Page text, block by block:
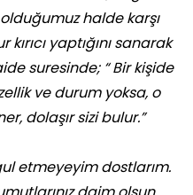
olduğumuz halde karşı
yaptığını sanarak
suresinde; “ Bir kişide
ve durum yoksa, o
dolaşır sizi bulur.”
etmeyeyim dostlarım.